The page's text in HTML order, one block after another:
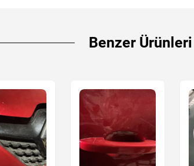
Benzer